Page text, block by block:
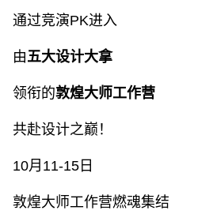
通过竞演PK进入
由五大设计大拿
领衔的敦煌大师工作营
共赴设计之巅！
10月11-15日
敦煌大师工作营燃魂集结